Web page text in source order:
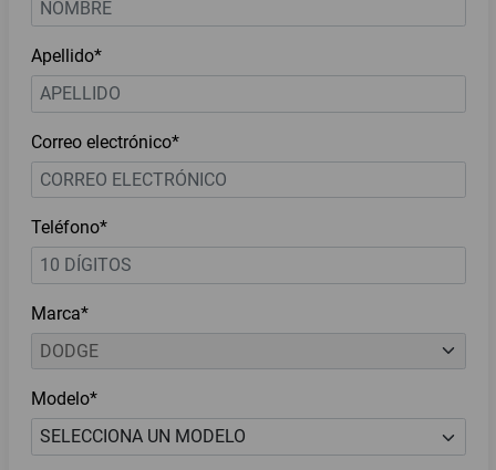
Apellido*
Correo electrónico*
Teléfono*
Marca*
Modelo*